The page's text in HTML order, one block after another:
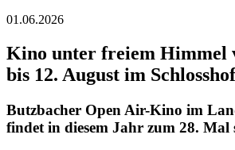
01.06.2026
Kino unter freiem Himmel
bis 12. August im Schlosshof
Butzbacher Open Air-Kino im
findet in diesem Jahr zum 28. Mal